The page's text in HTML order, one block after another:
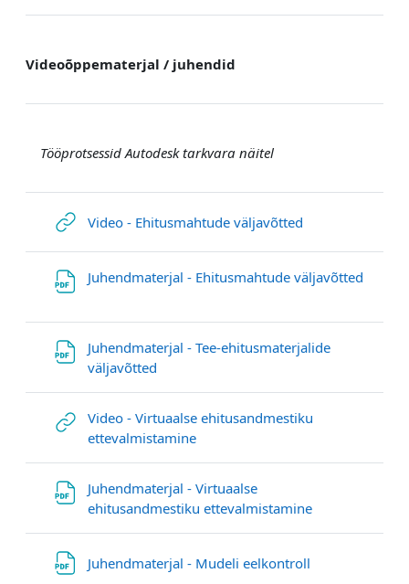
Videoõppematerjal / juhendid
Tööprotsessid Autodesk tarkvara näitel
Video - Ehitusmahtude väljavõtted
Juhendmaterjal - Ehitusmahtude väljavõtted
Juhendmaterjal - Tee-ehitusmaterjalide
väljavõtted
Video - Virtuaalse ehitusandmestiku
ettevalmistamineГиперссылка
Juhendmaterjal - Virtuaalse
ehitusandmestiku ettevalmistamine
Juhendmaterjal - Mudeli eelkontroll